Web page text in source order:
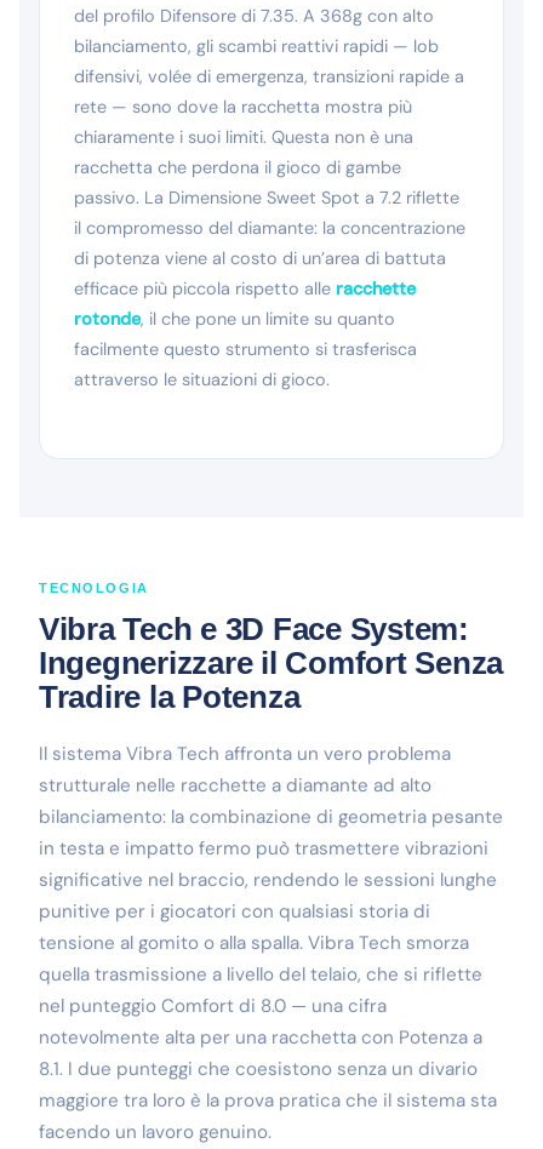
del profilo Difensore di 7.35. A 368g con alto
bilanciamento, gli scambi reattivi rapidi — lob
difensivi, volée di emergenza, transizioni rapide a
rete — sono dove la racchetta mostra più
chiaramente i suoi limiti. Questa non è una
racchetta che perdona il gioco di gambe
passivo. La Dimensione Sweet Spot a 7.2 riflette
il compromesso del diamante: la concentrazione
di potenza viene al costo di un’area di battuta
efficace più piccola rispetto alle racchette
rotonde, il che pone un limite su quanto
facilmente questo strumento si trasferisca
attraverso le situazioni di gioco.
TECNOLOGIA
Vibra Tech e 3D Face System:
Ingegnerizzare il Comfort Senza
Tradire la Potenza
Il sistema Vibra Tech affronta un vero problema
strutturale nelle racchette a diamante ad alto
bilanciamento: la combinazione di geometria pesante
in testa e impatto fermo può trasmettere vibrazioni
significative nel braccio, rendendo le sessioni lunghe
punitive per i giocatori con qualsiasi storia di
tensione al gomito o alla spalla. Vibra Tech smorza
quella trasmissione a livello del telaio, che si riflette
nel punteggio Comfort di 8.0 — una cifra
notevolmente alta per una racchetta con Potenza a
8.1. I due punteggi che coesistono senza un divario
maggiore tra loro è la prova pratica che il sistema sta
facendo un lavoro genuino.